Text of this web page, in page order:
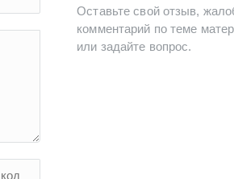
Оставьте свой отзыв,
комментарий по теме
или задайте вопрос.